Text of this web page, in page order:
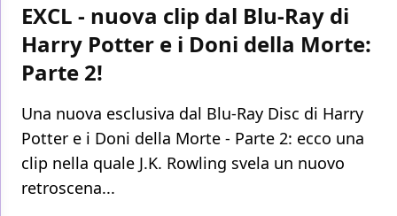
EXCL - nuova clip dal Blu-Ray di
Harry Potter e i Doni della Morte:
Parte 2!
Una nuova esclusiva dal Blu-Ray Disc di Harry
Potter e i Doni della Morte - Parte 2: ecco una
clip nella quale J.K. Rowling svela un nuovo
retroscena...